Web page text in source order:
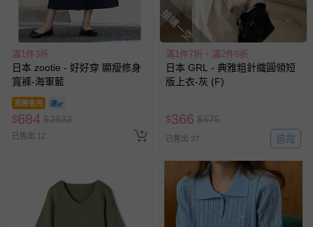
板會因為螢幕亮度及解析度不同，與實際成品還是會有些差異
6.預購為海外同步代購，遇缺貨即會通知媽咪並協助取消退款事
退換貨須知
您所購買的商品享有7天的鑑賞期／猶豫期權益，但此期間
並非試用期，您所退回的商品必須是未經使用的全新狀態，
包含完整包裝、配件、說明文件及贈品等。
如需退換貨，請於收到商品7天（含例假日內提出），如為
瑕疵退換貨所產生的運費，將由媽咪愛負責處理，若非瑕疵
退貨，您可至『查詢訂單』>『已出貨』中查詢該筆訂單，
並點選『我要退貨』即可進行申請。若有相關退貨問題，請
至媽咪愛
LINE@客服ID: @mamilove 我們將依序為您處理
與服務，謝謝。
滿1件3折
日本 zootie - 好好穿 顯瘦修身
寬褲-海軍藍
即將售完
$684 $2832
已售出 12
搶購一空
滿1件7折，滿2件6折
日本 GRL - 典雅粗針織圓領短
版上衣-灰 (F)
$366 $675
已售出 27 追蹤